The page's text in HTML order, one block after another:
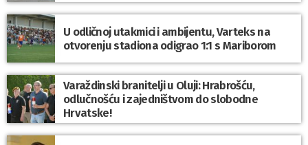
U odličnoj utakmici i ambijentu, Varteks na
otvorenju stadiona odigrao 1:1 s Mariborom
Varaždinski branitelji u Oluji: Hrabrošću,
odlučnošću i zajedništvom do slobodne
Hrvatske!